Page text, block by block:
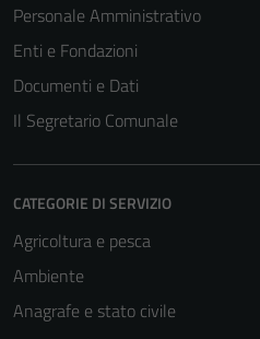
Personale Amministrativo
Enti e Fondazioni
Documenti e Dati
Il Segretario Comunale
CATEGORIE DI SERVIZIO
Agricoltura e pesca
Ambiente
Anagrafe e stato civile